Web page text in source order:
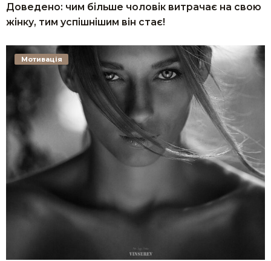
Доведено: чим більше чоловік витрачає на свою
жінку, тим успішнішим він стає!
Мотивація